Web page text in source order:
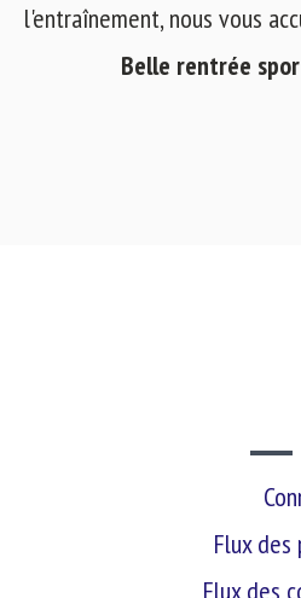
l'entraînement, nous vous
Belle rentrée
Flux des
Flux des